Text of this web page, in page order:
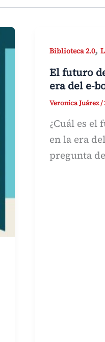
Biblioteca 2.0,
El futuro
era del e-
Veronica Juárez/
¿Cuál es el
en la era
pregunta